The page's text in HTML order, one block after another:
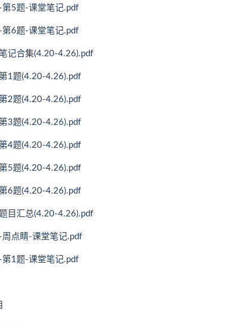
5题-课堂笔记.pdf
6题-课堂笔记.pdf
合集(4.20-4.26).pdf
题(4.20-4.26).pdf
题(4.20-4.26).pdf
题(4.20-4.26).pdf
题(4.20-4.26).pdf
题(4.20-4.26).pdf
题(4.20-4.26).pdf
汇总(4.20-4.26).pdf
点睛-课堂笔记.pdf
1题-课堂笔记.pdf